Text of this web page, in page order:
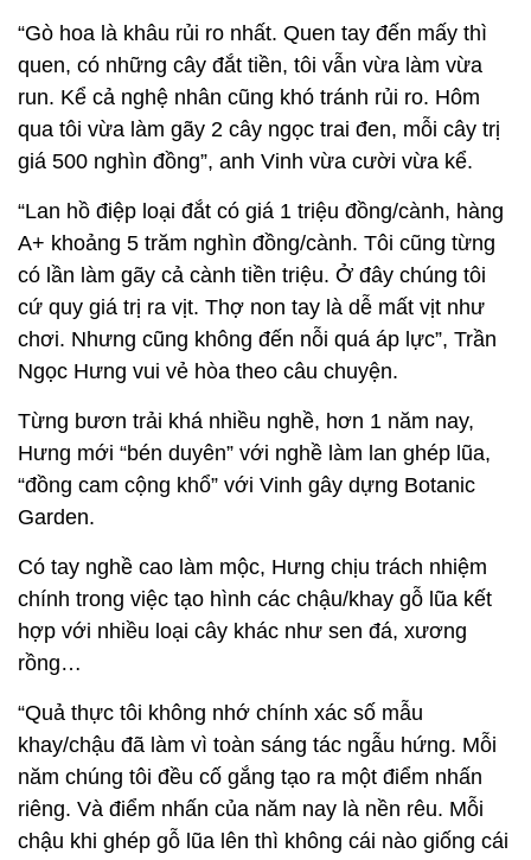
“Gò hoa là khâu rủi ro nhất. Quen tay đến mấy thì
quen, có những cây đắt tiền, tôi vẫn vừa làm vừa
run. Kể cả nghệ nhân cũng khó tránh rủi ro. Hôm
qua tôi vừa làm gãy 2 cây ngọc trai đen, mỗi cây trị
giá 500 nghìn đồng”, anh Vinh vừa cười vừa kể.
“Lan hồ điệp loại đắt có giá 1 triệu đồng/cành, hàng
A+ khoảng 5 trăm nghìn đồng/cành. Tôi cũng từng
có lần làm gãy cả cành tiền triệu. Ở đây chúng tôi
cứ quy giá trị ra vịt. Thợ non tay là dễ mất vịt như
chơi. Nhưng cũng không đến nỗi quá áp lực”, Trần
Ngọc Hưng vui vẻ hòa theo câu chuyện.
Từng bươn trải khá nhiều nghề, hơn 1 năm nay,
Hưng mới “bén duyên” với nghề làm lan ghép lũa,
“đồng cam cộng khổ” với Vinh gây dựng Botanic
Garden.
Có tay nghề cao làm mộc, Hưng chịu trách nhiệm
chính trong việc tạo hình các chậu/khay gỗ lũa kết
hợp với nhiều loại cây khác như sen đá, xương
rồng…
“Quả thực tôi không nhớ chính xác số mẫu
khay/chậu đã làm vì toàn sáng tác ngẫu hứng. Mỗi
năm chúng tôi đều cố gắng tạo ra một điểm nhấn
riêng. Và điểm nhấn của năm nay là nền rêu. Mỗi
chậu khi ghép gỗ lũa lên thì không cái nào giống cái